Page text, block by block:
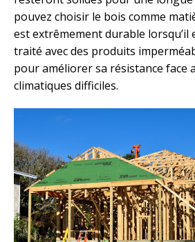
pouvez choisir le bois comme
est extrêmement durable lorsqu’il
traité avec des produits
pour améliorer sa résistance face
climatiques difficiles.